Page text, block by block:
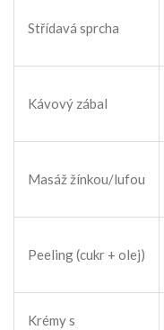
Střídavá sprcha
Kávový zábal
Masáž žínkou/lufou
Peeling (cukr + olej)
Krémy s